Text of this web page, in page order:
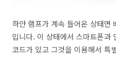
하얀 램프가 계속 들어온 상태면
입니다. 이 상태에서 스마트폰과
코드가 있고 그것을 이용해서 특